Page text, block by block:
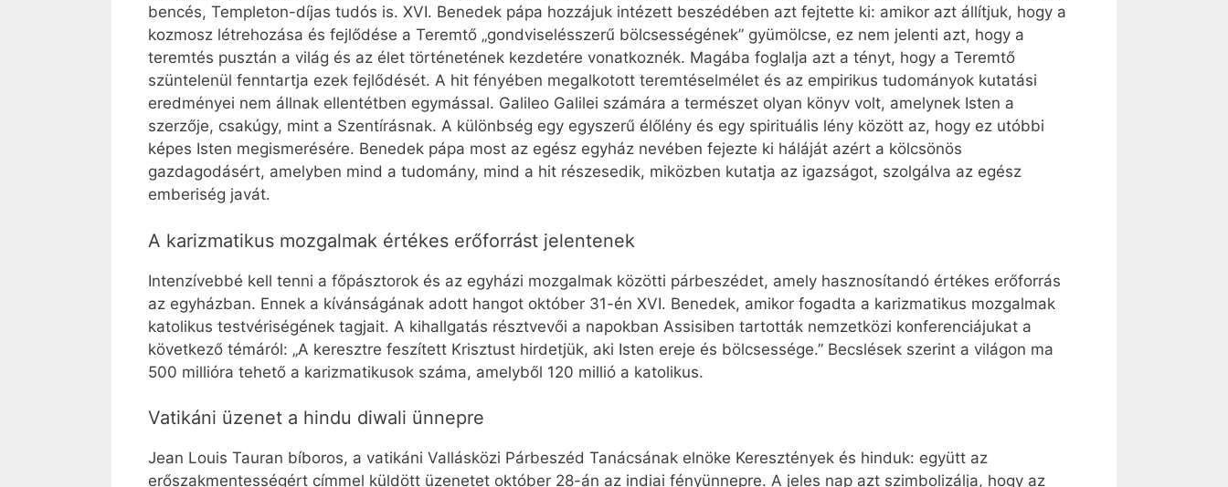
bencés, Templeton-díjas tudós is. XVI. Benedek pápa hozzájuk intézett beszédében azt fejtette ki: amikor azt állítjuk, hogy a
kozmosz létrehozása és fejlődése a Teremtő „gondviselésszerű bölcsességének” gyümölcse, ez nem jelenti azt, hogy a
teremtés pusztán a világ és az élet történetének kezdetére vonatkoznék. Magába foglalja azt a tényt, hogy a Teremtő
szüntelenül fenntartja ezek fejlődését. A hit fényében megalkotott teremtéselmélet és az empirikus tudományok kutatási
eredményei nem állnak ellentétben egymással. Galileo Galilei számára a természet olyan könyv volt, amelynek Isten a
szerzője, csakúgy, mint a Szentírásnak. A különbség egy egyszerű élőlény és egy spirituális lény között az, hogy ez utóbbi
képes Isten megismerésére. Benedek pápa most az egész egyház nevében fejezte ki háláját azért a kölcsönös
gazdagodásért, amelyben mind a tudomány, mind a hit részesedik, miközben kutatja az igazságot, szolgálva az egész
emberiség javát.
A karizmatikus mozgalmak értékes erőforrást jelentenek
Intenzívebbé kell tenni a főpásztorok és az egyházi mozgalmak közötti párbeszédet, amely hasznosítandó értékes erőforrás
az egyházban. Ennek a kívánságának adott hangot október 31-én XVI. Benedek, amikor fogadta a karizmatikus mozgalmak
katolikus testvériségének tagjait. A kihallgatás résztvevői a napokban Assisiben tartották nemzetközi konferenciájukat a
következő témáról: „A keresztre feszített Krisztust hirdetjük, aki Isten ereje és bölcsessége.” Becslések szerint a világon ma
500 millióra tehető a karizmatikusok száma, amelyből 120 millió a katolikus.
Vatikáni üzenet a hindu diwali ünnepre
Jean Louis Tauran bíboros, a vatikáni Vallásközi Párbeszéd Tanácsának elnöke Keresztények és hinduk: együtt az
erőszakmentességért címmel küldött üzenetet október 28-án az indiai fényünnepre. A jeles nap azt szimbolizálja, hogy az